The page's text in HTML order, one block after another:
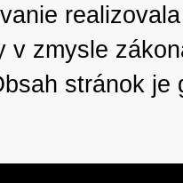
v zmysle
stránok